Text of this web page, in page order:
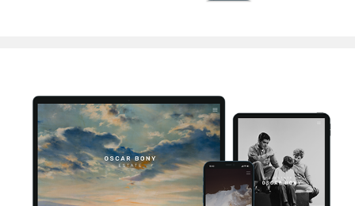
Oscar Bony Estate